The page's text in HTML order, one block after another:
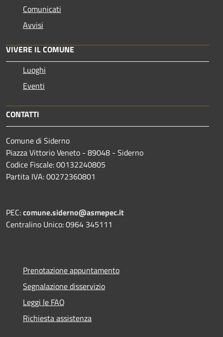
Comunicati
Avvisi
VIVERE IL COMUNE
Luoghi
Eventi
CONTATTI
Comune di Siderno
Piazza Vittorio Veneto - 89048 - Siderno
Codice Fiscale: 00132240805
Partita IVA: 00272360801
PEC:comune.siderno@asmepec.it
Centralino Unico: 0964 345111
Prenotazione appuntamento
Segnalazione disservizio
Leggi le FAQ
Richiesta assistenza